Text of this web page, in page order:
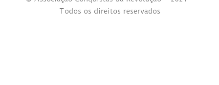
Todos os direitos reservados